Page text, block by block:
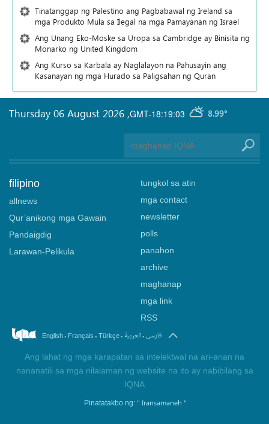
Tinatanggap ng Palestino ang Pagbabawal ng Ireland sa
mga Produkto Mula sa Ilegal na mga Pamayanan ng Israel
Ang Unang Eko-Moske sa Uropa sa Cambridge ay Binisita ng
Monarko ng United Kingdom
Ang Kurso sa Karbala ay Naglalayon na Pahusayin ang
Kasanayan ng mga Hurado sa Paligsahan ng Quran
GMT-18:19:03 8.99°
Thursday 06 August 2026 ,
filipino
allnews
Qur’anikong mga Gawain
Pandaigdig
Larawan-Pelikula
tungkol sa atin
mga contact
newsletter
polls
panahon
archive
maghanap
mga link
RSS
English. Français . Türkçe. العربیة.فارسی
Ang lahat ng mga karapatan sa intelektwal na ari-arian na
nananatili sa mga nilalaman ng website na ito ay nabibilang sa
IQNA
Pinatatakbo ng: " Iransamaneh "